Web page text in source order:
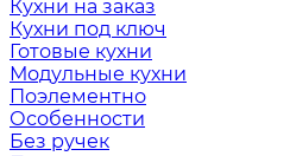
Кухни на заказ
Кухни под ключ
Готовые кухни
Модульные кухни
Поэлементно
Особенности
Без ручек